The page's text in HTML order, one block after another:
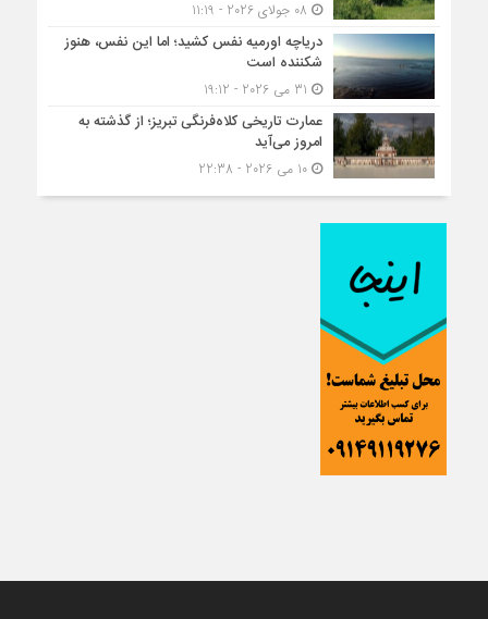
دریاچه اورمیه نفس کشید؛ اما این نفس، هنوز
شکننده است
عمارت تاریخی کلاه‌فرنگی تبریز؛ از گذشته به
امروز می‌آید
10 می 2026 - 22:38